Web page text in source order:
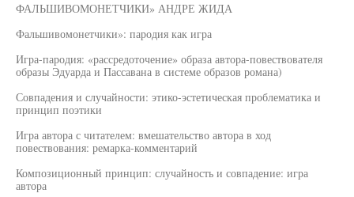
ФАЛЬШИВОМОНЕТЧИКИ» АНДРЕ ЖИДА
Фальшивомонетчики»: пародия как игра
Игра-пародия: «рассредоточение» образа автора-повествователя
образы Эдуарда и Пассавана в системе образов романа)
Совпадения и случайности: этико-эстетическая проблематика и
принцип поэтики
Игра автора с читателем: вмешательство автора в ход
повествования: ремарка-комментарий
Композиционный принцип: случайность и совпадение: игра
автора